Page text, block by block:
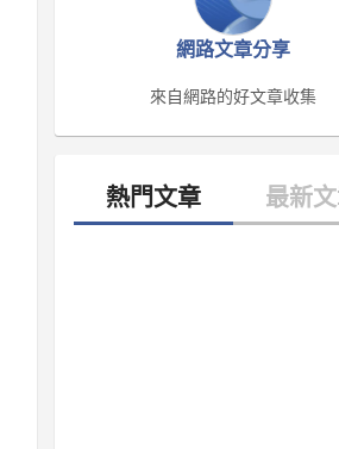
網路文章分享
來自網路的好文章收集